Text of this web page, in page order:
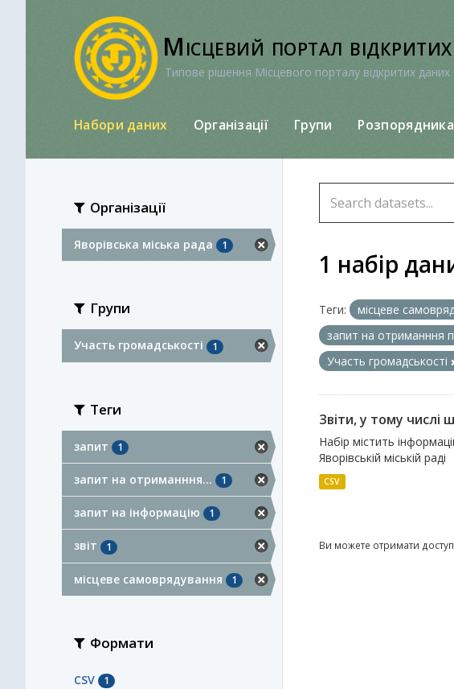
Місцевий портал
Типове рішення Місцевого порталу відкритих даних
Набори даних Організації Групи
Організації
Яворівська міська рада 1
Групи
Участь громадськості 1
Теги
запит 1
запит на отриманння... 1
запит на інформацію 1
звіт 1
місцеве самоврядування 1
Формати
CSV 1
1 набір
Теги: місцеве
запит на отриманння
Участь громадськості
Звіти, у тому числі
Набір містить
Яворівській міській раді
CSV
Ви можете отримати